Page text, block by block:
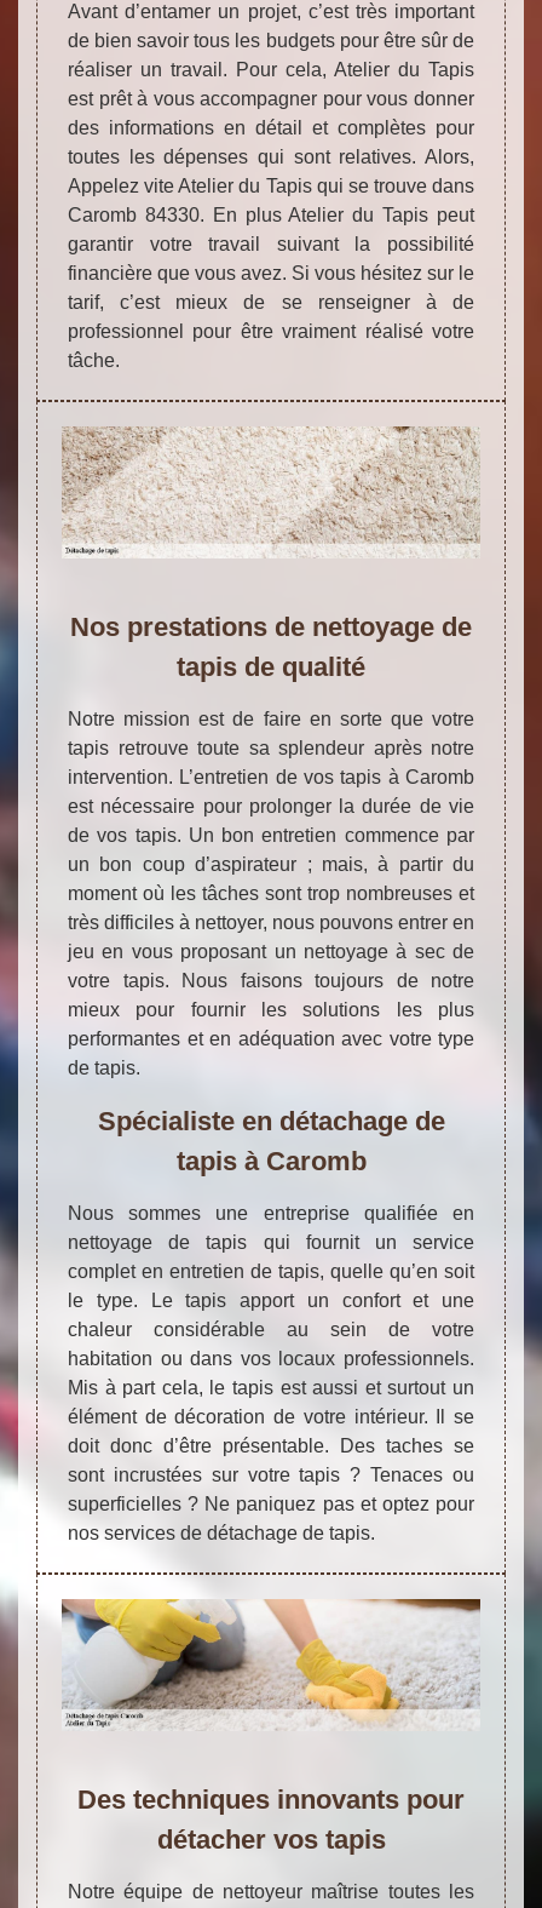
Avant d’entamer un projet, c’est très important
de bien savoir tous les budgets pour être sûr de
réaliser un travail. Pour cela, Atelier du Tapis
est prêt à vous accompagner pour vous donner
des informations en détail et complètes pour
toutes les dépenses qui sont relatives. Alors,
Appelez vite Atelier du Tapis qui se trouve dans
Caromb 84330. En plus Atelier du Tapis peut
garantir votre travail suivant la possibilité
financière que vous avez. Si vous hésitez sur le
tarif, c’est mieux de se renseigner à de
professionnel pour être vraiment réalisé votre
tâche.
Nos prestations de nettoyage de
tapis de qualité
Notre mission est de faire en sorte que votre
tapis retrouve toute sa splendeur après notre
intervention. L’entretien de vos tapis à Caromb
est nécessaire pour prolonger la durée de vie
de vos tapis. Un bon entretien commence par
un bon coup d’aspirateur ; mais, à partir du
moment où les tâches sont trop nombreuses et
très difficiles à nettoyer, nous pouvons entrer en
jeu en vous proposant un nettoyage à sec de
votre tapis. Nous faisons toujours de notre
mieux pour fournir les solutions les plus
performantes et en adéquation avec votre type
de tapis.
Spécialiste en détachage de
tapis à Caromb
Nous sommes une entreprise qualifiée en
nettoyage de tapis qui fournit un service
complet en entretien de tapis, quelle qu’en soit
le type. Le tapis apport un confort et une
chaleur considérable au sein de votre
habitation ou dans vos locaux professionnels.
Mis à part cela, le tapis est aussi et surtout un
élément de décoration de votre intérieur. Il se
doit donc d’être présentable. Des taches se
sont incrustées sur votre tapis ? Tenaces ou
superficielles ? Ne paniquez pas et optez pour
nos services de détachage de tapis.
Des techniques innovants pour
détacher vos tapis
Notre équipe de nettoyeur maîtrise toutes les